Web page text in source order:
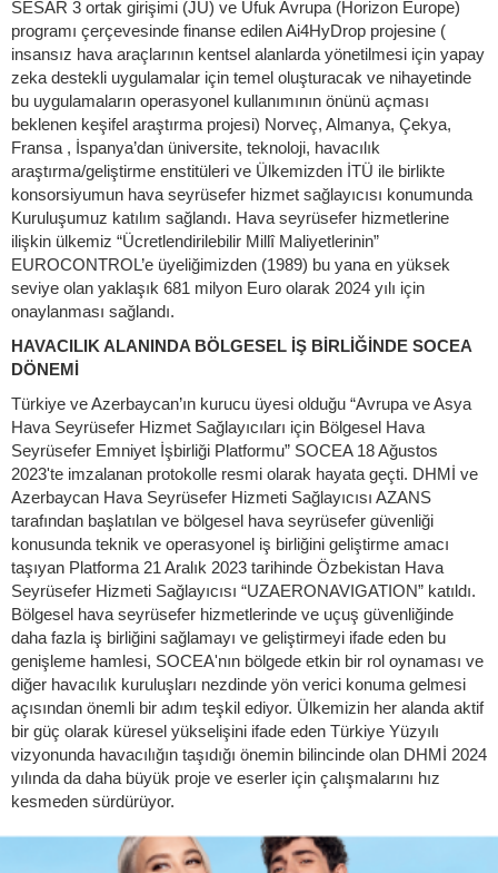
SESAR 3 ortak girişimi (JU) ve Ufuk Avrupa (Horizon Europe)
programı çerçevesinde finanse edilen Ai4HyDrop projesine (
insansız hava araçlarının kentsel alanlarda yönetilmesi için yapay
zeka destekli uygulamalar için temel oluşturacak ve nihayetinde
bu uygulamaların operasyonel kullanımının önünü açması
beklenen keşifel araştırma projesi) Norveç, Almanya, Çekya,
Fransa , İspanya’dan üniversite, teknoloji, havacılık
araştırma/geliştirme enstitüleri ve Ülkemizden İTÜ ile birlikte
konsorsiyumun hava seyrüsefer hizmet sağlayıcısı konumunda
Kuruluşumuz katılım sağlandı. Hava seyrüsefer hizmetlerine
ilişkin ülkemiz “Ücretlendirilebilir Millî Maliyetlerinin”
EUROCONTROL’e üyeliğimizden (1989) bu yana en yüksek
seviye olan yaklaşık 681 milyon Euro olarak 2024 yılı için
onaylanması sağlandı.
HAVACILIK ALANINDA BÖLGESEL İŞ BİRLİĞİNDE SOCEA
DÖNEMİ
Türkiye ve Azerbaycan’ın kurucu üyesi olduğu “Avrupa ve Asya
Hava Seyrüsefer Hizmet Sağlayıcıları için Bölgesel Hava
Seyrüsefer Emniyet İşbirliği Platformu” SOCEA 18 Ağustos
2023'te imzalanan protokolle resmi olarak hayata geçti. DHMİ ve
Azerbaycan Hava Seyrüsefer Hizmeti Sağlayıcısı AZANS
tarafından başlatılan ve bölgesel hava seyrüsefer güvenliği
konusunda teknik ve operasyonel iş birliğini geliştirme amacı
taşıyan Platforma 21 Aralık 2023 tarihinde Özbekistan Hava
Seyrüsefer Hizmeti Sağlayıcısı “UZAERONAVIGATION” katıldı.
Bölgesel hava seyrüsefer hizmetlerinde ve uçuş güvenliğinde
daha fazla iş birliğini sağlamayı ve geliştirmeyi ifade eden bu
genişleme hamlesi, SOCEA'nın bölgede etkin bir rol oynaması ve
diğer havacılık kuruluşları nezdinde yön verici konuma gelmesi
açısından önemli bir adım teşkil ediyor. Ülkemizin her alanda aktif
bir güç olarak küresel yükselişini ifade eden Türkiye Yüzyılı
vizyonunda havacılığın taşıdığı önemin bilincinde olan DHMİ 2024
yılında da daha büyük proje ve eserler için çalışmalarını hız
kesmeden sürdürüyor.